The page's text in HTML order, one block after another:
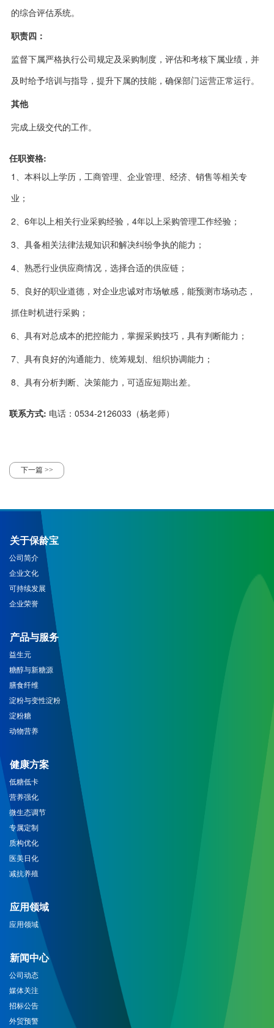
的综合评估系统。
职责四：
监督下属严格执行公司规定及采购制度，评估和考核下属业绩，并
及时给予培训与指导，提升下属的技能，确保部门运营正常运行。
其他
完成上级交代的工作。
任职资格:
1、本科以上学历，工商管理、企业管理、经济、销售等相关专
业；
2、6年以上相关行业采购经验，4年以上采购管理工作经验；
3、具备相关法律法规知识和解决纠纷争执的能力；
4、熟悉行业供应商情况，选择合适的供应链；
5、良好的职业道德，对企业忠诚对市场敏感，能预测市场动态，
抓住时机进行采购；
6、具有对总成本的把控能力，掌握采购技巧，具有判断能力；
7、具有良好的沟通能力、统筹规划、组织协调能力；
8、具有分析判断、决策能力，可适应短期出差。
联系方式: 电话：0534-2126033（杨老师）
下一篇 >>
关于保龄宝
公司简介
企业文化
可持续发展
企业荣誉
产品与服务
益生元
糖醇与新糖源
膳食纤维
淀粉与变性淀粉
淀粉糖
动物营养
健康方案
低糖低卡
营养强化
微生态调节
专属定制
质构优化
医美日化
减抗养殖
应用领域
应用领域
新闻中心
公司动态
媒体关注
招标公告
外贸预警